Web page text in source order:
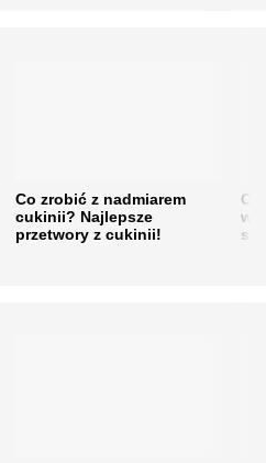
Co zrobić z nadmiarem
cukinii? Najlepsze
przetwory z cukinii!
w